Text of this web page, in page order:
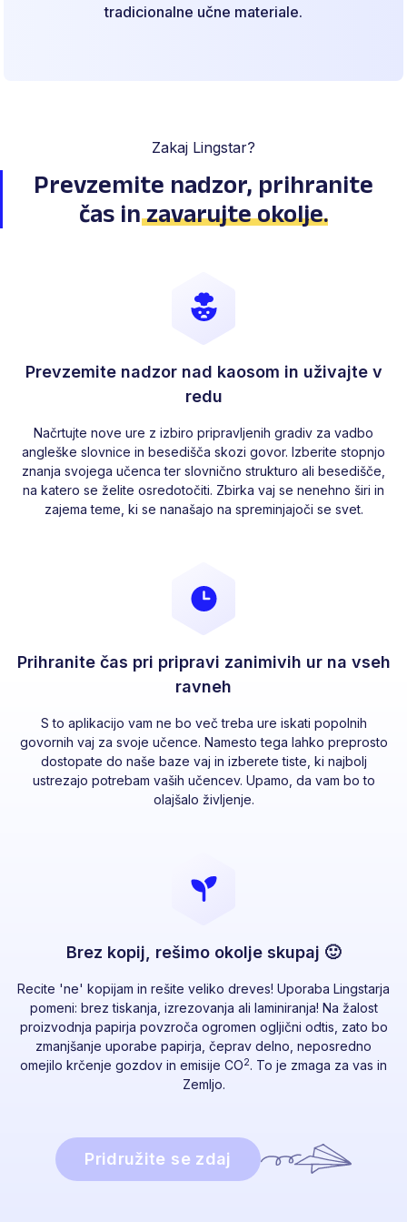
tradicionalne učne materiale.
Zakaj Lingstar?
Prevzemite nadzor, prihranite
čas inzavarujte okolje.
Prevzemite nadzor nad kaosom in uživajte v
redu
Načrtujte nove ure z izbiro pripravljenih gradiv za vadbo
angleške slovnice in besedišča skozi govor. Izberite stopnjo
znanja svojega učenca ter slovnično strukturo ali besedišče,
na katero se želite osredotočiti. Zbirka vaj se nenehno širi in
zajema teme, ki se nanašajo na spreminjajoči se svet.
Prihranite čas pri pripravi zanimivih ur na vseh
ravneh
S to aplikacijo vam ne bo več treba ure iskati popolnih
govornih vaj za svoje učence. Namesto tega lahko preprosto
dostopate do naše baze vaj in izberete tiste, ki najbolj
ustrezajo potrebam vaših učencev. Upamo, da vam bo to
olajšalo življenje.
Brez kopij, rešimo okolje skupaj 🙂
Recite 'ne' kopijam in rešite veliko dreves! Uporaba Lingstarja
pomeni: brez tiskanja, izrezovanja ali laminiranja! Na žalost
proizvodnja papirja povzroča ogromen ogljični odtis, zato bo
zmanjšanje uporabe papirja, čeprav delno, neposredno
omejilo krčenje gozdov in emisije CO2. To je zmaga za vas in
Zemljo.
Pridružite se zdaj